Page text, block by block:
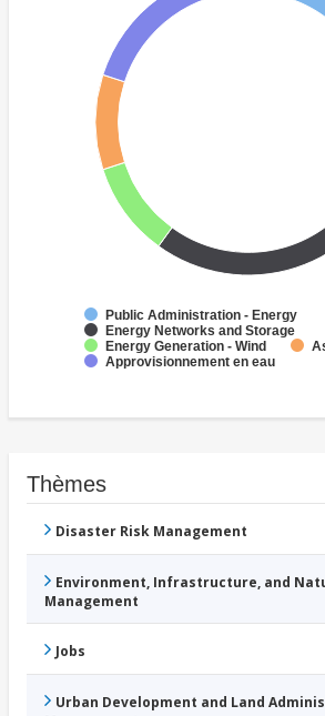
Public Administration - Energy
Energy Networks and Storage
Energy Generation - Wind
Approvisionnement en eau
Thèmes
Disaster Risk Management
Environment, Infrastructure, and
Management
Jobs
Urban Development and Land